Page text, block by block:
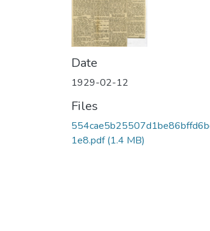
Date
1929-02-12
Files
1e8.pdf(1.4 MB)